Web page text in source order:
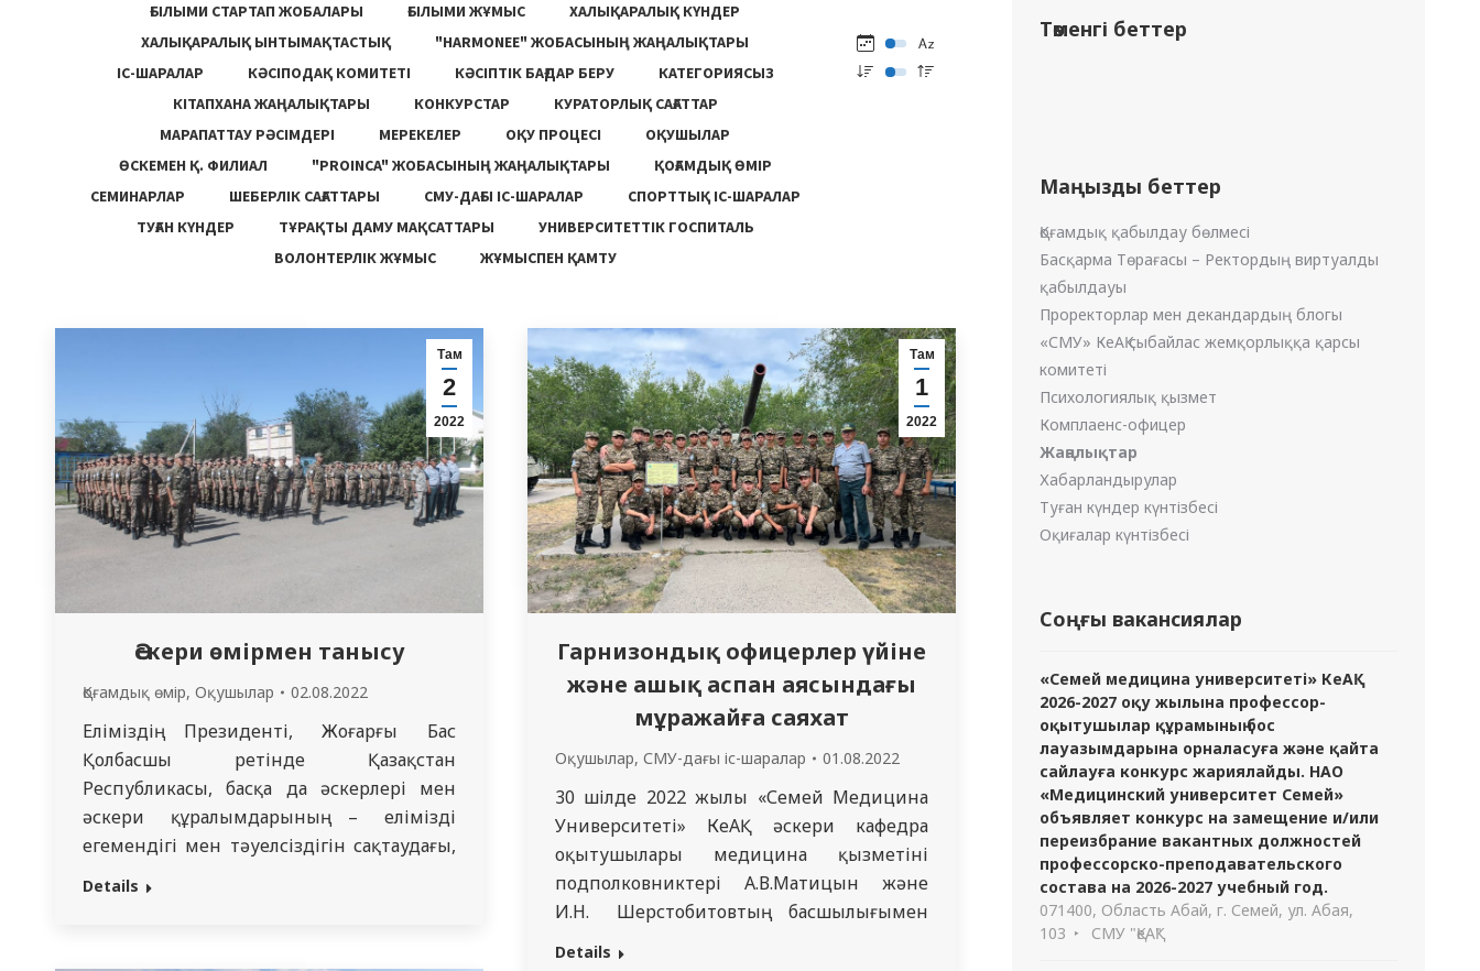
ҒЫЛЫМИ СТАРТАП ЖОБАЛАРЫ
ҒЫЛЫМИ ЖҰМЫС
ХАЛЫҚАРАЛЫҚ КҮНДЕР
ХАЛЫҚАРАЛЫҚ ЫНТЫМАҚТАСТЫҚ
"HARMONEE" ЖОБАСЫНЫҢ ЖАҢАЛЫҚТАРЫ
ІС-ШАРАЛАР
КӘСІПОДАҚ КОМИТЕТІ КӘСІПТІК БАҒДАР БЕРУ
КАТЕГОРИЯСЫЗ
КІТАПХАНА ЖАҢАЛЫҚТАРЫ
КОНКУРСТАР
КУРАТОРЛЫҚ САҒАТТАР
МАРАПАТТАУ РӘСІМДЕРІ
МЕРЕКЕЛЕР ОҚУ ПРОЦЕСІ
ОҚУШЫЛАР
ӨСКЕМЕН Қ. ФИЛИАЛ
"PROINCA" ЖОБАСЫНЫҢ ЖАҢАЛЫҚТАРЫ
ҚОҒАМДЫҚ ӨМІР
СЕМИНАРЛАР
ШЕБЕРЛІК САҒАТТАРЫ СМУ-ДАҒЫ ІС-ШАРАЛАР
СПОРТТЫҚ ІС-ШАРАЛАР
ТУҒАН КҮНДЕР
ТҰРАҚТЫ ДАМУ МАҚСАТТАРЫ
УНИВЕРСИТЕТТІК ГОСПИТАЛЬ
ВОЛОНТЕРЛІК ЖҰМЫС
ЖҰМЫСПЕН ҚАМТУ
Там
2
2022
Әскери өмірмен танысу
Қоғамдық өмір, Оқушылар 02.08.2022
Еліміздің Президенті, Жоғарғы Бас
Қолбасшы ретінде Қазақстан
Республикасы, басқа да әскерлері мен
әскери құралымдарының – еліміздің
егемендігі мен тәуелсіздігін сақтаудағы,
қоғамдық қауіпсіздігін қорғаудағы
Details
Там
1
2022
Гарнизондық офицерлер үйіне
және ашық аспан аясындағы
мұражайға саяхат
Оқушылар, СМУ-дағы іс-шаралар 01.08.2022
30 шілде 2022 жылы «Семей Медицина
Университеті» КеАҚ әскери кафедра
оқытушылары медицина қызметінің
подполковниктері А.В.Матицын және
И.Н. Шерстобитовтың басшылығымен
әскери кафедрасында білім алушы 4
Details
Төменгі беттер
Маңызды беттер
Қоғамдық қабылдау бөлмесі
Басқарма Төрағасы – Ректордың виртуалды
қабылдауы
Проректорлар мен декандардың блогы
«СМУ» КеАҚ сыбайлас жемқорлыққа қарсы
комитеті
Психологиялық қызмет
Комплаенс-офицер
Жаңалықтар
Хабарландырулар
Туған күндер күнтізбесі
Оқиғалар күнтізбесі
Соңғы вакансиялар
«Семей медицина университеті» КеАҚ
2026-2027 оқу жылына профессор-
оқытушылар құрамының бос
лауазымдарына орналасуға және қайта
сайлауға конкурс жариялайды. НАО
«Медицинский университет Семей»
объявляет конкурс на замещение и/или
переизбрание вакантных должностей
профессорско-преподавательского
состава на 2026-2027 учебный год.
071400, Область Абай, г. Семей, ул. Абая,
103
СМУ "ҚеАҚ"